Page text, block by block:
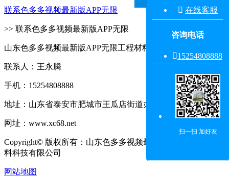
联系色多多视频最新版APP无限
>> 联系色多多视频最新版APP无限
山东色多多视频最新版APP无限工程材料科技有限公司
联系人：王永腾
手机：15254808888
地址：山东省泰安市肥城市王瓜店街道办事处王东村东
网址：www.xc68.net
Copyright© 版权所有：山东色多多视频最新版APP无限工程材
料科技有限公司
 在线客服
咨询电话
15254808888‬
扫一扫 加好友
网站地图